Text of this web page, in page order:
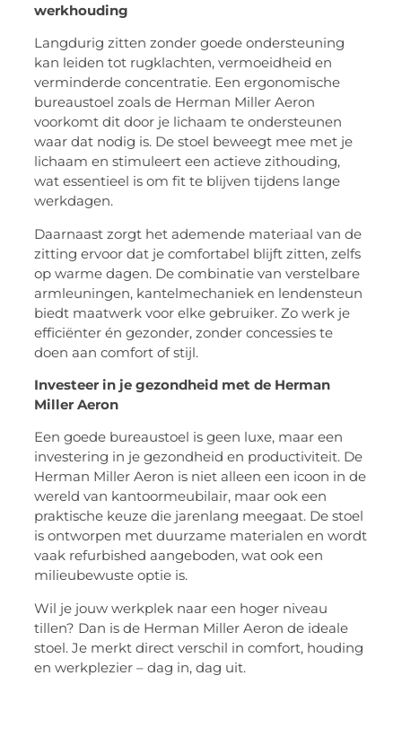
werkhouding
Langdurig zitten zonder goede ondersteuning
kan leiden tot rugklachten, vermoeidheid en
verminderde concentratie. Een ergonomische
bureaustoel zoals de Herman Miller Aeron
voorkomt dit door je lichaam te ondersteunen
waar dat nodig is. De stoel beweegt mee met je
lichaam en stimuleert een actieve zithouding,
wat essentieel is om fit te blijven tijdens lange
werkdagen.
Daarnaast zorgt het ademende materiaal van de
zitting ervoor dat je comfortabel blijft zitten, zelfs
op warme dagen. De combinatie van verstelbare
armleuningen, kantelmechaniek en lendensteun
biedt maatwerk voor elke gebruiker. Zo werk je
efficiënter én gezonder, zonder concessies te
doen aan comfort of stijl.
Investeer in je gezondheid met de Herman
Miller Aeron
Een goede bureaustoel is geen luxe, maar een
investering in je gezondheid en productiviteit. De
Herman Miller Aeron is niet alleen een icoon in de
wereld van kantoormeubilair, maar ook een
praktische keuze die jarenlang meegaat. De stoel
is ontworpen met duurzame materialen en wordt
vaak refurbished aangeboden, wat ook een
milieubewuste optie is.
Wil je jouw werkplek naar een hoger niveau
tillen? Dan is de Herman Miller Aeron de ideale
stoel. Je merkt direct verschil in comfort, houding
en werkplezier – dag in, dag uit.